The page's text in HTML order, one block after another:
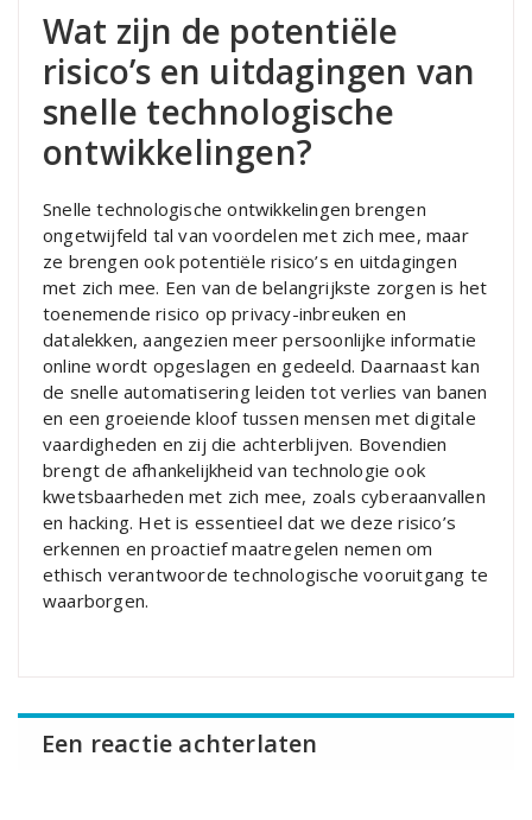
Wat zijn de potentiële
risico’s en uitdagingen van
snelle technologische
ontwikkelingen?
Snelle technologische ontwikkelingen brengen
ongetwijfeld tal van voordelen met zich mee, maar
ze brengen ook potentiële risico’s en uitdagingen
met zich mee. Een van de belangrijkste zorgen is het
toenemende risico op privacy-inbreuken en
datalekken, aangezien meer persoonlijke informatie
online wordt opgeslagen en gedeeld. Daarnaast kan
de snelle automatisering leiden tot verlies van banen
en een groeiende kloof tussen mensen met digitale
vaardigheden en zij die achterblijven. Bovendien
brengt de afhankelijkheid van technologie ook
kwetsbaarheden met zich mee, zoals cyberaanvallen
en hacking. Het is essentieel dat we deze risico’s
erkennen en proactief maatregelen nemen om
ethisch verantwoorde technologische vooruitgang te
waarborgen.
Een reactie achterlaten